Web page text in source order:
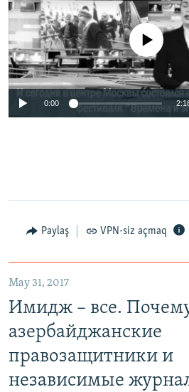
No media source
0:00
Paylaş VPN-siz açmaq
May 31, 2017
Имидж – все.
азербайджанские
правозащитники и
независимые